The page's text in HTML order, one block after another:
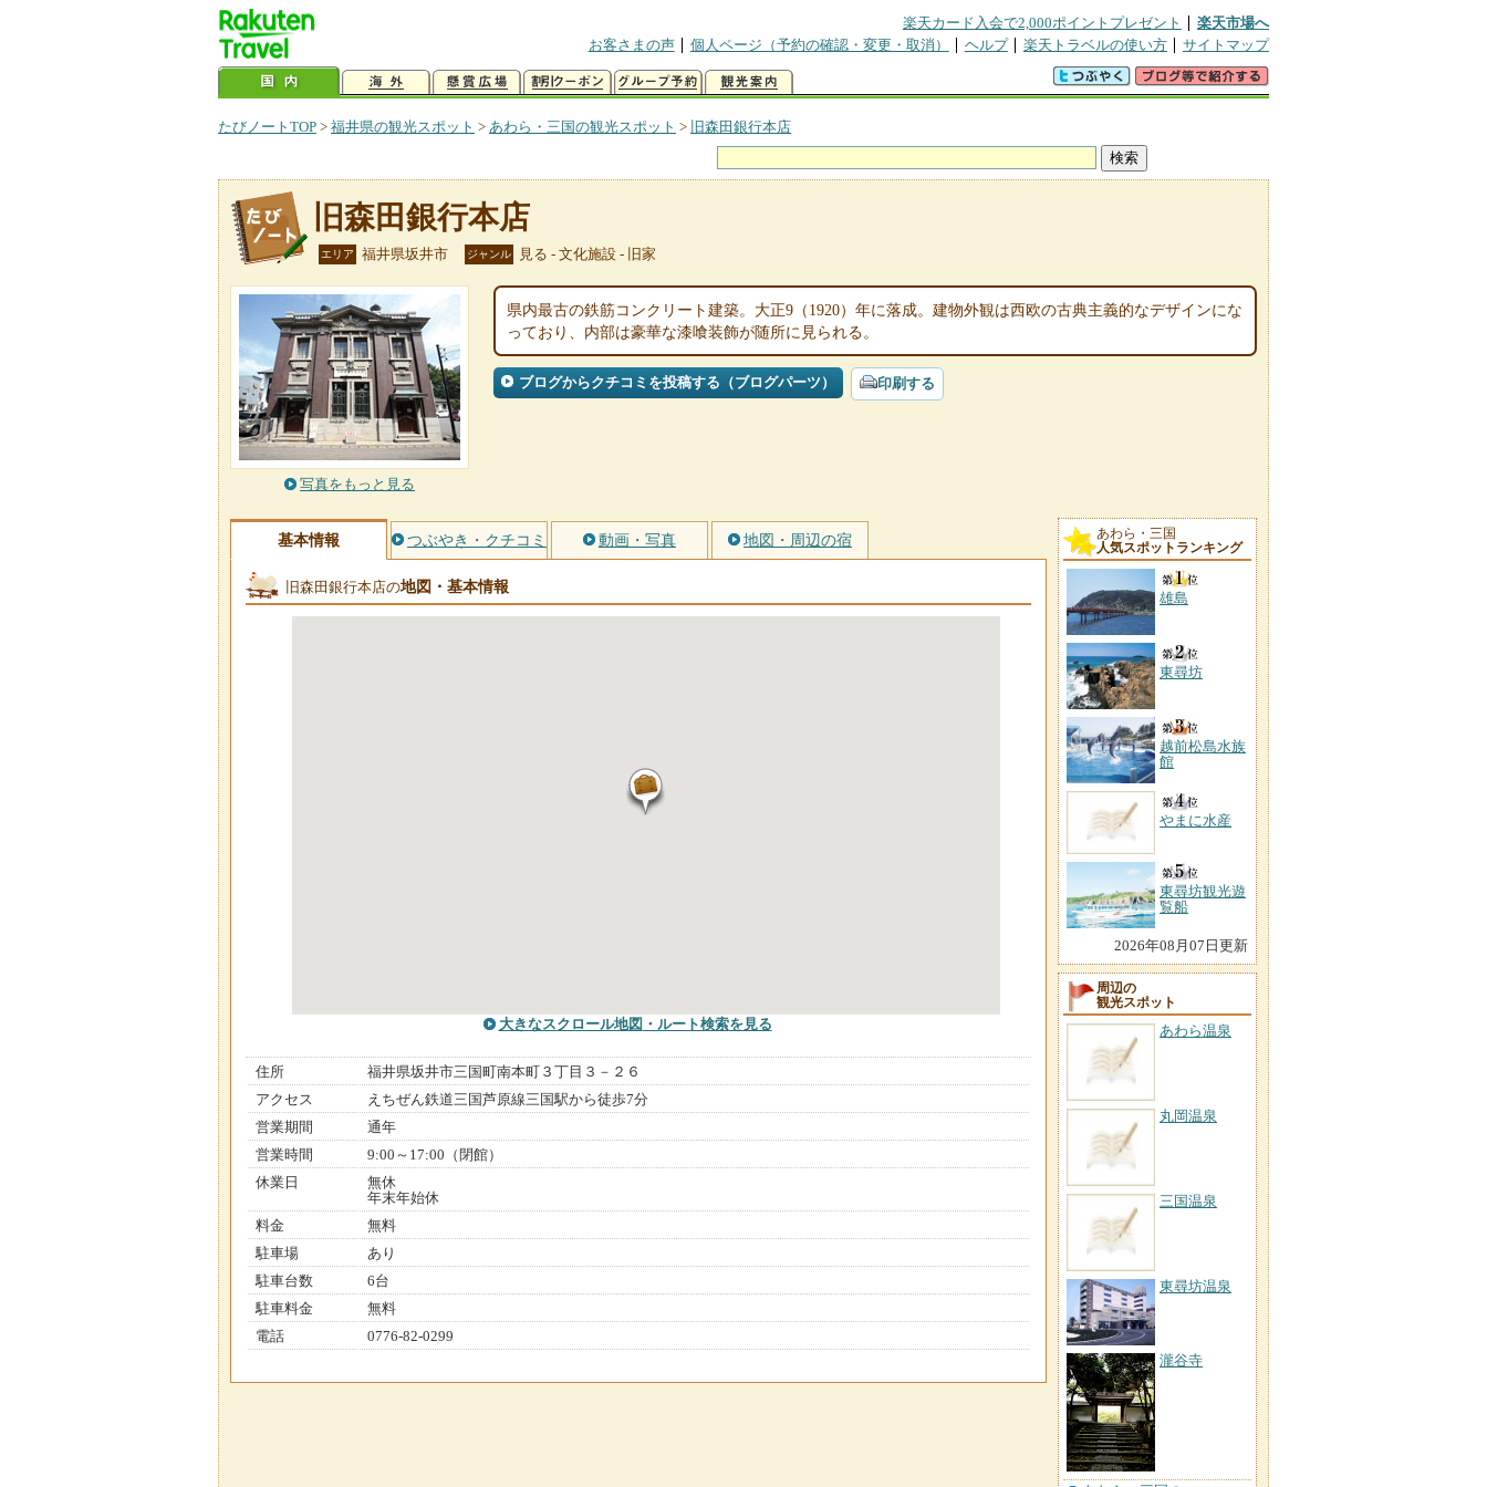
楽天カード入会で2,000ポイントプレゼント
楽天市場へ
お客さまの声
個人ページ（予約の確認・変更・取消） ヘルプ 楽天トラベルの使い方 サイトマップ
たびノートTOP > 福井県の観光スポット > あわら・三国の観光スポット > 旧森田銀行本店
旧森田銀行本店
エリア 福井県坂井市 ジャンル 見る - 文化施設 - 旧家
写真をもっと見る
県内最古の鉄筋コンクリート建築。大正9（1920）年に落成。建物外観は西欧の古典主義的なデザインにな
っており、内部は豪華な漆喰装飾が随所に見られる。
ブログからクチコミを投稿する（ブログパーツ） 印刷する
基本情報 つぶやき・クチコミ 動画・写真 地図・周辺の宿
旧森田銀行本店の地図・基本情報
大きなスクロール地図 ・ルート検索を見る
住所
福井県坂井市三国町南本町３丁目３－２６
アクセス
えちぜん鉄道三国芦原線三国駅から徒歩7分
営業期間
通年
営業時間
9:00～17:00（閉館）
休業日
無休
年末年始休
料金
無料
駐車場
あり
駐車台数
6台
駐車料金
無料
電話
0776-82-0299
あわら・三国
人気スポットランキング
雄島
東尋坊
越前松島水族
館
やまに水産
東尋坊観光遊
覧船
2026年08月07日更新
周辺の
観光スポット
あわら温泉
丸岡温泉
三国温泉
東尋坊温泉
瀧谷寺